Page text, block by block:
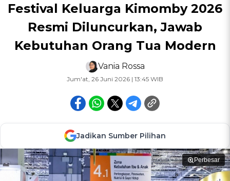
Festival Keluarga Kimomby 2026
Resmi Diluncurkan, Jawab
Kebutuhan Orang Tua Modern
Vania Rossa
Jum'at, 26 Juni 2026 | 13:45 WIB
Jadikan Sumber Pilihan
Perbesar